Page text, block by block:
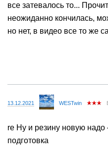
все затевалось то...
неожиданно кончилась,
но нет, в видео все то же
13.12.2021 WESTwin
re Ну и резину новую
подготовка